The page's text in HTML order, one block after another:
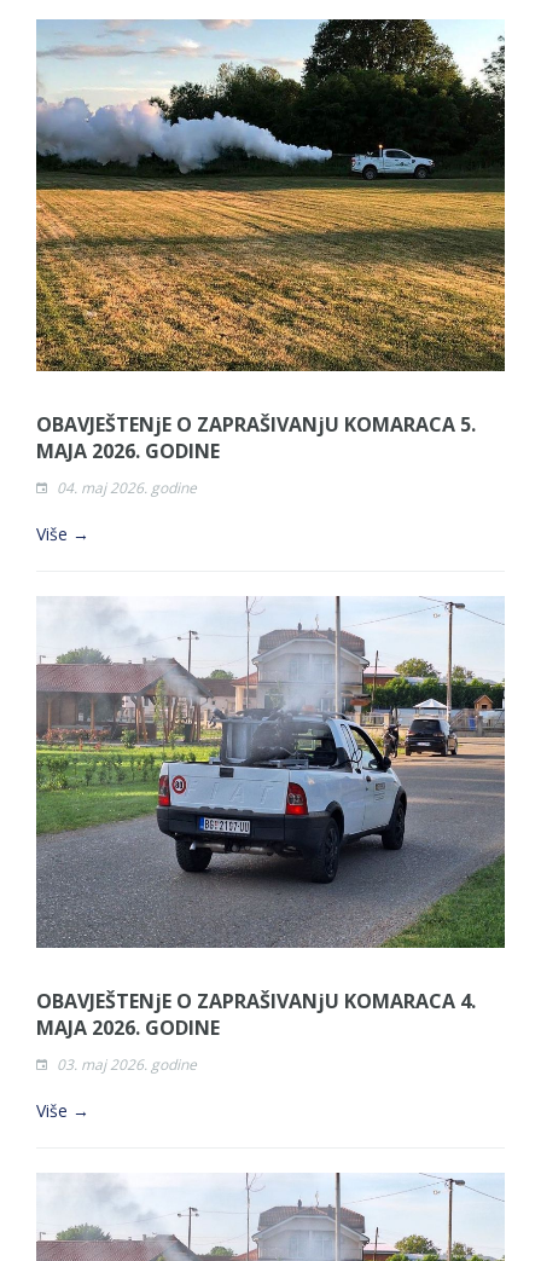
OBAVJEŠTENjE O ZAPRAŠIVANjU KOMARACA 5.
MAJA 2026. GODINE
04. maj 2026. godine
Više →
OBAVJEŠTENjE O ZAPRAŠIVANjU KOMARACA 4.
MAJA 2026. GODINE
03. maj 2026. godine
Više →